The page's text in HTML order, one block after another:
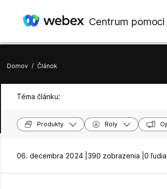
Centrum pomoci
Domov / Článok
Téma článku:
Produkty Roly
06. decembra 2024 | 390 zobrazenia | 0